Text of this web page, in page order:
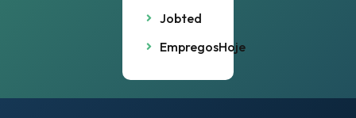
Jobted
EmpregosHoje